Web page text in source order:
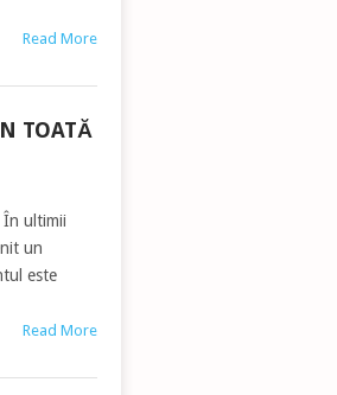
Read More
TOATĂ
În ultimii
un
este
Read More